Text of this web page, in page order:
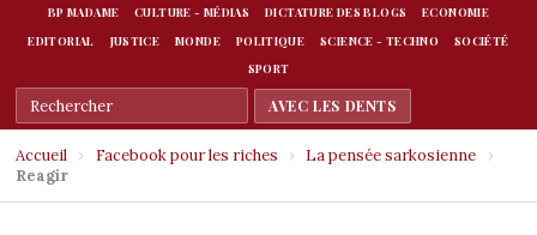
BP MADAME CULTURE - MÉDIAS DICTATURE DES BLOGS
ECONOMIE
EDITORIAL
JUSTICE MONDE POLITIQUE SCIENCE - TECHNO
SOCIÉTÉ
SPORT
Accueil › Facebook pour les riches › La pensée sarkosienne
›
Reagir